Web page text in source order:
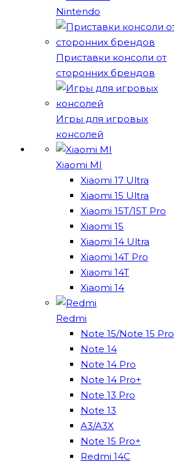
Nintendo
Приставки консоли от
сторонних брендов
Игры для игровых
консолей
Xiaomi MI
Xiaomi 17 Ultra
Xiaomi 15 Ultra
Xiaomi 15T/15T Pro
Xiaomi 15
Xiaomi 14 Ultra
Xiaomi 14T Pro
Xiaomi 14T
Xiaomi 14
Redmi
Note 15/Note 15 Pro
Note 14
Note 14 Pro
Note 14 Pro+
Note 13 Pro
Note 13
A3/A3X
Note 15 Pro+
Redmi 14C